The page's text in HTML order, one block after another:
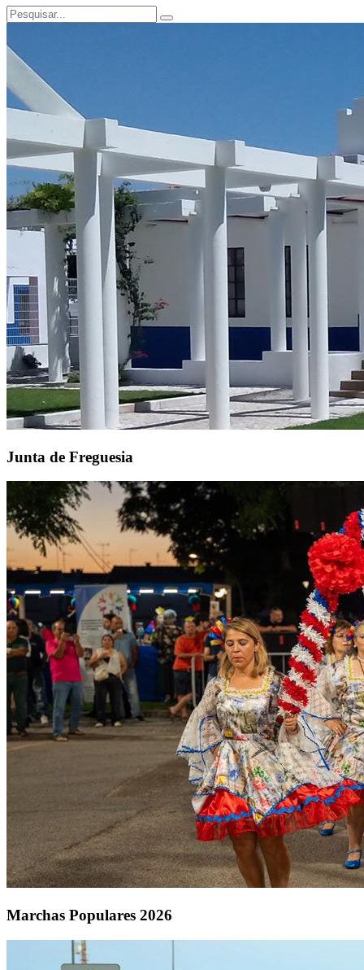
Junta de Freguesia
Marchas Populares 2026